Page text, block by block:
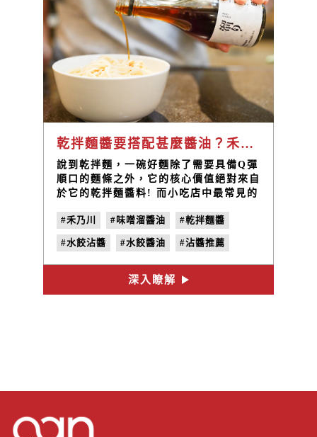
乾拌麵醬要搭配甚麼醬油？禾乃川味噌溜醬油完美比例告訴你
說到乾拌麵，一碗好麵除了需要具備Q彈
順口的麵條之外，它的核心價值絕對來自
於它的乾拌麵醬料! 而小吃店中最常見的
麻醬、肉醬、花生醬及芝麻油這類醬料，
其實很容易發現的是，「醬油」的存在，
似乎不可或缺，因為它甘甜又鹹香，絕對
會為乾拌麵增添令人食指大動的好滋味!
#禾乃川 #味噌溜醬油 #乾拌麵醬
#水餃沾醬 #水餃醬油 #沾醬推薦
深入瞭解